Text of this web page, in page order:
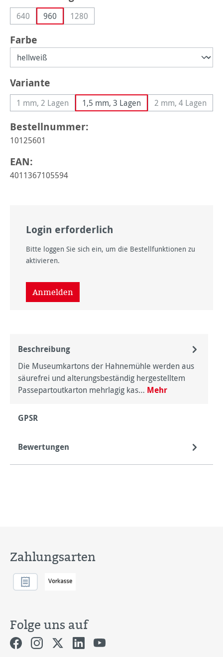
640(Diese Option ist zurzeit nicht verfügbar.)
960 1280(Diese Option ist zurzeit nicht verfügbar.)
Farbe
Variante
1 mm, 2 Lagen(Diese Option ist zurzeit nicht verfügbar.)
1,5 mm, 3 Lagen 2 mm, 4 Lagen
(Diese
Bestellnummer:
10125601
EAN:
4011367105594
Login erforderlich
Bitte loggen Sie sich ein, um die Bestellfunktionen zu
aktivieren.
Anmelden
Beschreibung
Die Museumkartons der Hahnemühle werden aus
säurefrei und alterungsbeständig hergestelltem
Passepartoutkarton mehrlagig kas… Mehr
GPSR
Bewertungen
Zahlungsarten
Folge uns auf